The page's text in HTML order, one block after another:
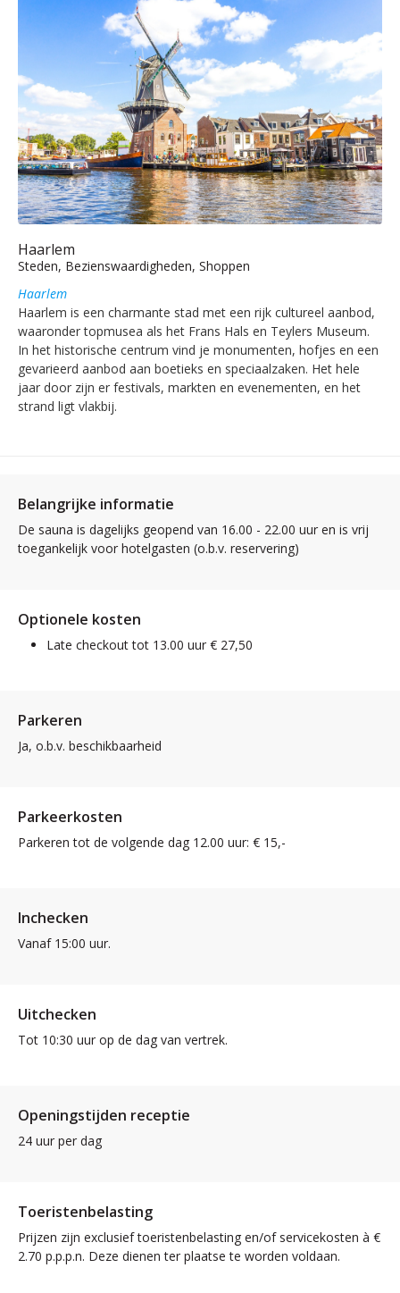
Haarlem
Steden, Bezienswaardigheden, Shoppen
Haarlem
Haarlem is een charmante stad met een rijk cultureel aanbod,
waaronder topmusea als het Frans Hals en Teylers Museum.
In het historische centrum vind je monumenten, hofjes en een
gevarieerd aanbod aan boetieks en speciaalzaken. Het hele
jaar door zijn er festivals, markten en evenementen, en het
strand ligt vlakbij.
Belangrijke informatie
De sauna is dagelijks geopend van 16.00 - 22.00 uur en is vrij
toegankelijk voor hotelgasten (o.b.v. reservering)
Optionele kosten
Late checkout tot 13.00 uur € 27,50
Parkeren
Ja, o.b.v. beschikbaarheid
Parkeerkosten
Parkeren tot de volgende dag 12.00 uur: € 15,-
Inchecken
Vanaf 15:00 uur.
Uitchecken
Tot 10:30 uur op de dag van vertrek.
Openingstijden receptie
24 uur per dag
Toeristenbelasting
Prijzen zijn exclusief toeristenbelasting en/of servicekosten à €
2.70 p.p.p.n. Deze dienen ter plaatse te worden voldaan.